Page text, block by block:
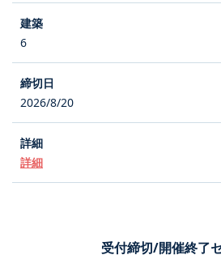
6
2026/8/20
詳細
受付締切/開催終了